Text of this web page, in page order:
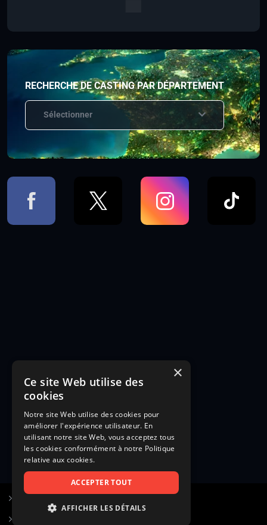
RECHERCHE DE CASTING PAR DÉPARTEMENT
Sélectionner
×
Ce site Web utilise des
cookies
Notre site Web utilise des cookies pour
améliorer l'expérience utilisateur. En
utilisant notre site Web, vous acceptez tous
les cookies conformément à notre Politique
relative aux cookies.
ACCEPTER TOUT
AFFICHER LES DÉTAILS